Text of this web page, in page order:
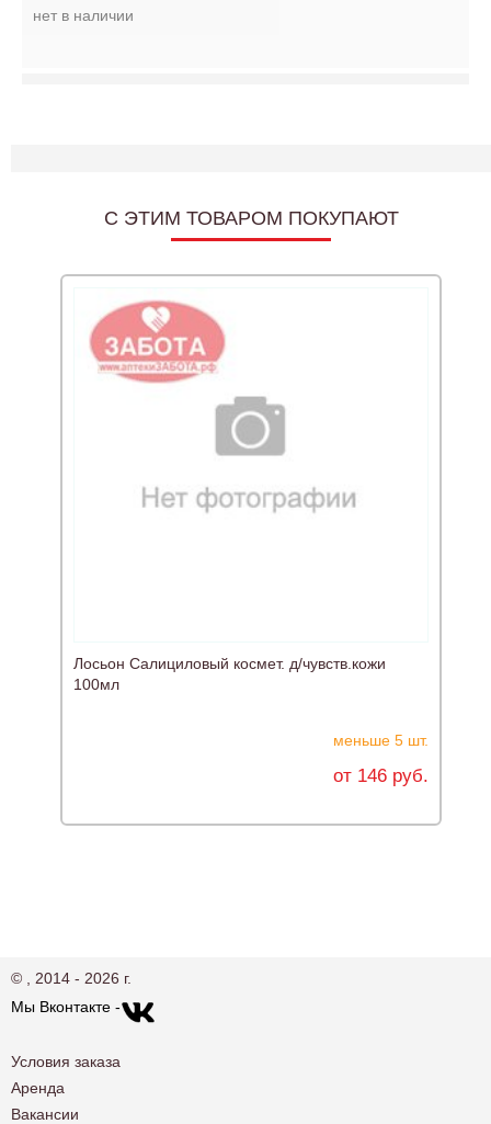
нет в наличии
C ЭТИМ ТОВАРОМ ПОКУПАЮТ
Лосьон Салициловый космет. д/чувств.кожи
100мл
меньше 5 шт.
от 146 руб.
© , 2014 - 2026 г.
Мы Вконтакте -
Условия заказа
Аренда
Вакансии